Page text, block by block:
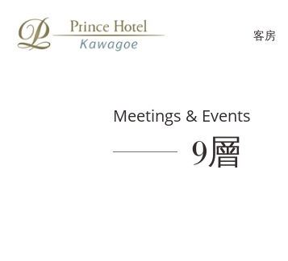
客房
Meetings & Events
9層